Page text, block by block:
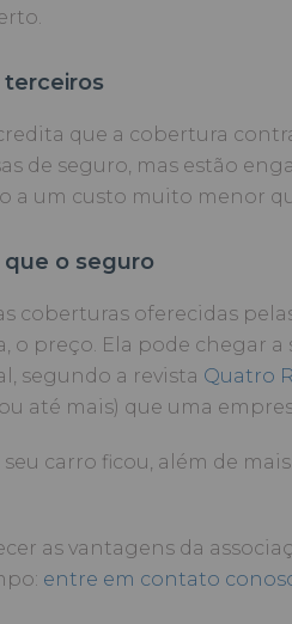
que a cobertura
de seguro, mas estão
a um custo muito menor
o seguro
coberturas oferecidas
o preço. Ela pode chegar a
segundo a revista Quatro
até mais) que uma
carro ficou, além de
as vantagens da
entre em contato